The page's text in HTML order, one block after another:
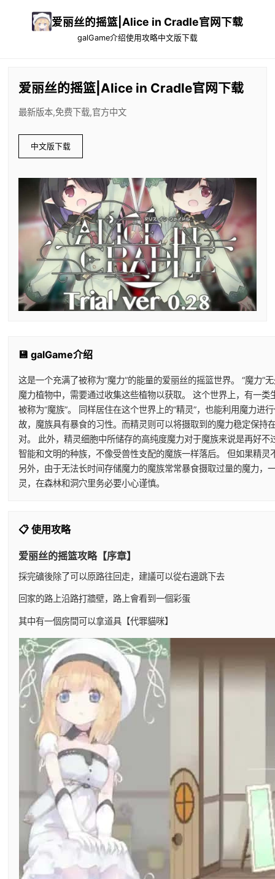
爱丽丝的摇篮|Alice in Cradle官网下载
galGame介绍使用攻略中文版下载
爱丽丝的摇篮|Alice in Cradle官网下载
最新版本,免费下载,官方中文
中文版下载
💾 galGame介绍
这是一个充满了被称为“魔力”的能量的爱丽丝的摇篮世界。 “魔力
魔力植物中，需要通过收集这些植物以获取。 这个世界上，有一
被称为“魔族”。 同样居住在这个世界上的“精灵”，也能利用魔力
故，魔族具有暴食的习性。而精灵则可以将摄取到的魔力稳定保
对。 此外，精灵细胞中所储存的高纯度魔力对于魔族来说是再好
智能和文明的种族，不像受兽性支配的魔族一样落后。 但如果精
另外，由于无法长时间存储魔力的魔族常常暴食摄取过量的魔力
灵，在森林和洞穴里务必要小心谨慎。
📋 使用攻略
爱丽丝的摇篮攻略【序章】
採完礦後除了可以原路往回走，建議可以從右邊跳下去
回家的路上沿路打牆壁，路上會看到一個彩蛋
其中有一個房間可以拿道具【代罪貓咪】